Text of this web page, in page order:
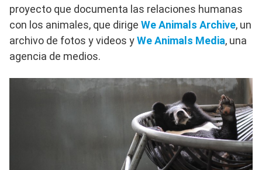
proyecto que documenta las relaciones humanas
con los animales, que dirige We Animals Archive, un
archivo de fotos y videos yWe Animals Media, una
agencia de medios.